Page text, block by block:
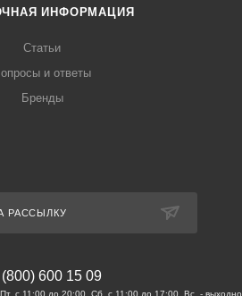
ИНФОРМАЦИЯ
Статьи
и ответы
Бренды
РАССЫЛКУ
600 15 09